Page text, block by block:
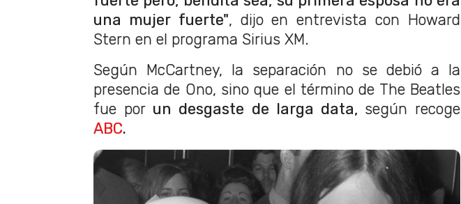
una mujer fuerte", dijo en entrevista con Howard
Stern en el programa Sirius XM.
Según McCartney, la separación no se debió a la
presencia de Ono, sino que el término de The Beatles
fue por un desgaste de larga data, según recoge
ABC.